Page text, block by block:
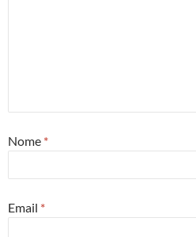
Nome *
Email *